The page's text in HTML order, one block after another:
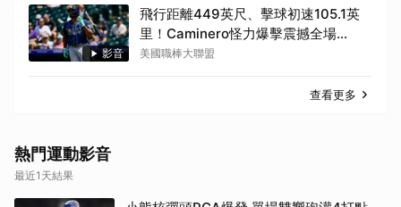
影音
飛行距離449英尺、擊球初速105.1英
里！Caminero怪力爆擊震撼全場
【MLB】2026.08.06
美國職棒大聯盟
查看更多
熱門運動影音
最近1天結果